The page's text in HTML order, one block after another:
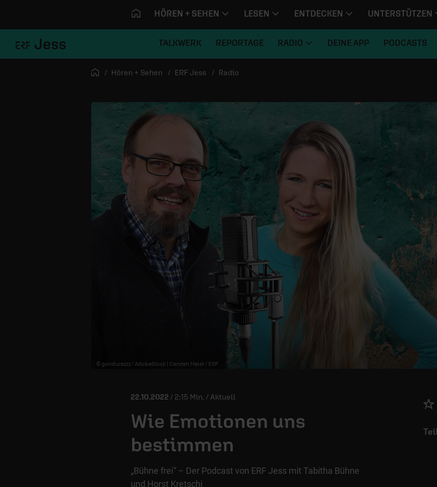
HÖREN + SEHEN LESEN ENTDECKEN UNTERSTÜTZEN
TALKWERK REPORTAGE RADIO DEINE APP PODCASTS
Startseite
Hören + Sehen ERF Jess Radio
© gondurazzz / AdobeStock | Carsten Meier / ERF
22.10.2022 / 2:15 Min. / Aktuell
Wie Emotionen uns
bestimmen
„Bühne frei“ – Der Podcast von ERF Jess mit Tabitha Bühne
und Horst Kretschi